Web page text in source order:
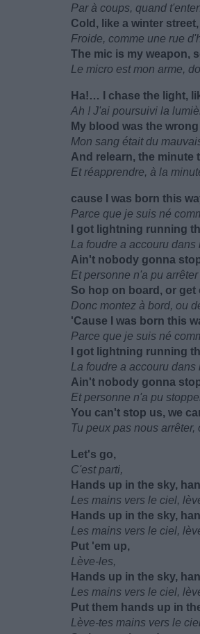
Par à coups, quand
Cold, like a winter
Froide, comme une rue
The mic is my weapon,
Le micro est mon arme,
Ha!… I chase the light,
Ah ! J'ai poursuivi la
My blood was the
Mon sang était du
And relearn, the minute
Et réapprendre, à la
cause I was born this
Parce que je suis né
I got lightning running
La foudre a accouru dans
Ain't nobody gonna
Et personne n'a pu
So hop on board, or get
Donc montez à bord, ou
'Cause I was born this
Parce que je suis né
I got lightning running
La foudre a accouru dans
Ain't nobody gonna
Et personne n'a pu
You can't stop us, we
Tu peux pas nous arrêter,
Let's go,
C'est parti,
Hands up in the sky,
Les mains vers le ciel,
Hands up in the sky,
Les mains vers le ciel,
Put 'em up,
Lève-les,
Hands up in the sky,
Les mains vers le ciel,
Put them hands up in
Lève-tes mains vers le